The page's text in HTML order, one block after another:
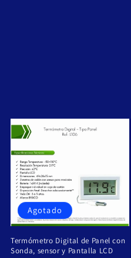
Agotado
Termómetro Digital de Panel con
Sonda, sensor y Pantalla LCD